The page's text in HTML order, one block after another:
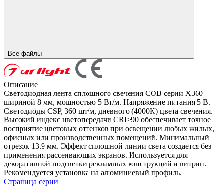
Все файлы
Описание
Светодиодная лента сплошного свечения COB серии X360
шириной 8 мм, мощностью 5 Вт/м. Напряжение питания 5 В.
Светодиоды CSP, 360 шт/м, дневного (4000K) цвета свечения.
Высокий индекс цветопередачи CRI>90 обеспечивает точное
восприятие цветовых оттенков при освещении любых жилых,
офисных или производственных помещений. Минимальный
отрезок 13.9 мм. Эффект сплошной линии света создается без
применения рассеивающих экранов. Используется для
декоративной подсветки рекламных конструкций и витрин.
Рекомендуется установка на алюминиевый профиль.
Страница серии